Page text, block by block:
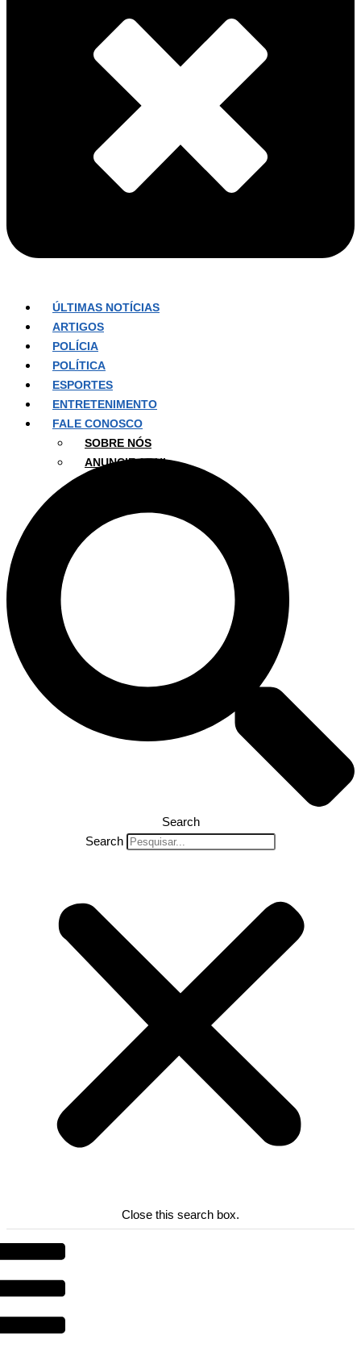
ÚLTIMAS NOTÍCIAS
ARTIGOS
POLÍCIA
POLÍTICA
ESPORTES
ENTRETENIMENTO
FALE CONOSCO
SOBRE NÓS
ANUNCIE AQUI
Search
Search
Close this search box.